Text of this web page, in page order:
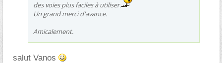
des voies plus faciles à utiliser.
Un grand merci d'avance.
Amicalement.
salut Vanos